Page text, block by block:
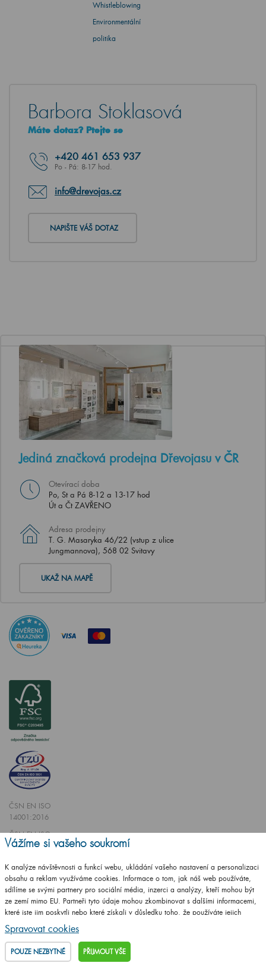
Whistleblowing
Environmentální
politika
Barbora Stoklasová
Máte dotaz? Ptejte se
+420 461 653 937
Po - Pá: 8-17 hod.
info@drevojas.cz
NAPIŠTE VÁŠ DOTAZ
Jediná značková prodejna Dřevojasu v ČR
Otevírací doba
Po, St a Pá 8-12 a 13-17 hod
Út a Čt ZAVŘENO
Adresa prodejny
T. G. Masaryka 46/22 (vstup z ulice
Jungmannova), 568 02 Svitavy
UKAŽ NA MAPĚ
ČSN EN ISO
14001:2016
ČSN EN ISO
9001:2016
Vytvořilo studioCZECHGROUP.cz
© 2009 - 2025 Koupelnový nábytek Dřevojas v. d.,
Vážíme si vašeho soukromí
K analýze návštěvnosti a funkcí webu, ukládání vašeho nastavení a personalizaci
obsahu a reklam využíváme cookies. Informace o tom, jak náš web používáte,
sdílíme se svými partnery pro sociální média, inzerci a analýzy, kteří mohou být
ze zemí mimo EU. Partneři tyto údaje mohou zkombinovat s dalšími informacemi,
které jste jim poskytli nebo které získali v důsledku toho, že používáte jejich
služby.
Podrobné informace
Spravovat cookies
POUZE NEZBYTNÉ PŘIJMOUT VŠE